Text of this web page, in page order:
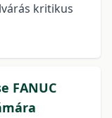
kritikus
FANUC